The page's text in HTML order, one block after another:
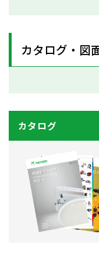
カタログ・図
カタログ